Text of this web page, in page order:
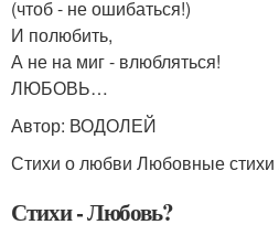
(чтоб - не ошибаться!)
И полюбить,
А не на миг - влюбляться!
ЛЮБОВЬ…
Автор: ВОДОЛЕЙ
Стихи о любви Любовные
Стихи - Любовь?